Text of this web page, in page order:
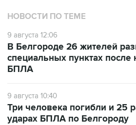
НОВОСТИ ПО ТЕМЕ
9 августа 12:06
В Белгороде 26 жителей
специальных пунктах после
БПЛА
9 августа 10:40
Три человека погибли и 25
ударах БПЛА по Белгороду